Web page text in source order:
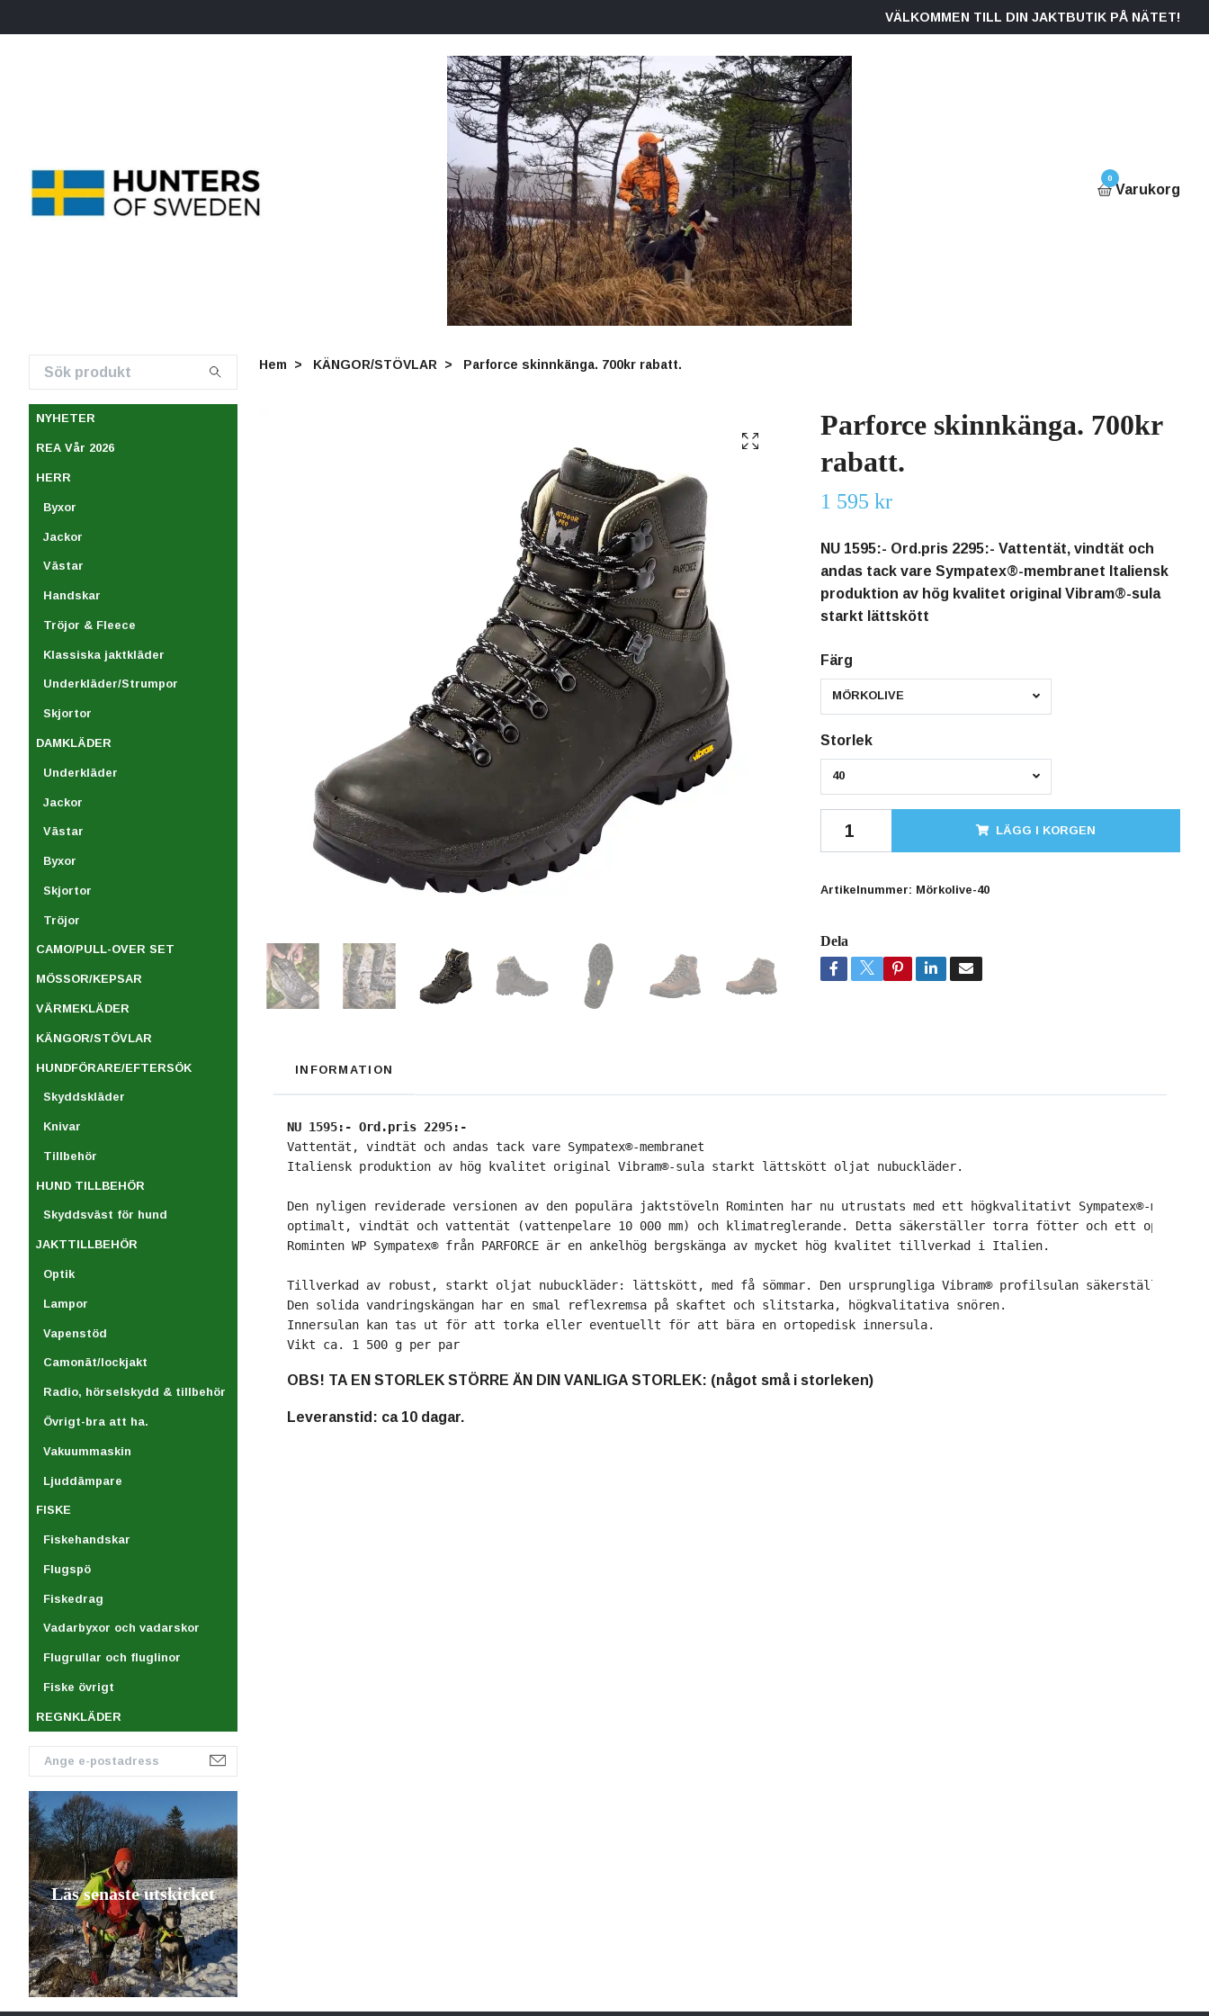
VÄLKOMMEN TILL DIN JAKTBUTIK PÅ NÄTET!
0
Varukorg
NYHETER
REA Vår 2026
HERR
Byxor
Jackor
Västar
Handskar
Tröjor & Fleece
Klassiska jaktkläder
Underkläder/Strumpor
Skjortor
DAMKLÄDER
Underkläder
Jackor
Västar
Byxor
Skjortor
Tröjor
CAMO/PULL-OVER SET
MÖSSOR/KEPSAR
VÄRMEKLÄDER
KÄNGOR/STÖVLAR
HUNDFÖRARE/EFTERSÖK
Skyddskläder
Knivar
Tillbehör
HUND TILLBEHÖR
Skyddsväst för hund
JAKTTILLBEHÖR
Optik
Lampor
Vapenstöd
Camonät/lockjakt
Radio, hörselskydd & tillbehör
Övrigt-bra att ha.
Vakuummaskin
Ljuddämpare
FISKE
Fiskehandskar
Flugspö
Fiskedrag
Vadarbyxor och vadarskor
Flugrullar och fluglinor
Fiske övrigt
REGNKLÄDER
Läs senaste utskicket
Hem KÄNGOR/STÖVLAR Parforce skinnkänga. 700kr rabatt.
Parforce skinnkänga. 700kr
rabatt.
1 595 kr
NU 1595:- Ord.pris 2295:- Vattentät, vindtät och
andas tack vare Sympatex®-membranet Italiensk
produktion av hög kvalitet original Vibram®-sula
starkt lättskött
Färg
MÖRKOLIVE
Storlek
40
LÄGG I KORGEN
Artikelnummer: Mörkolive-40
Dela
INFORMATION
NU 1595:- Ord.pris 2295:-
Vattentät, vindtät och andas tack vare Sympatex®-membranet
Italiensk produktion av hög kvalitet original Vibram®-sula starkt lättskött oljat nubuckläder.
Den nyligen reviderade versionen av den populära jaktstöveln Rominten har nu utrustats med ett högkvalitativt Sympatex®-
optimalt, vindtät och vattentät (vattenpelare 10 000 mm) och klimatreglerande. Detta säkerställer torra fötter och ett
Rominten WP Sympatex® från PARFORCE är en ankelhög bergskänga av mycket hög kvalitet tillverkad i Italien.
Tillverkad av robust, starkt oljat nubuckläder: lättskött, med få sömmar. Den ursprungliga Vibram® profilsulan säkerställer
Den solida vandringskängan har en smal reflexremsa på skaftet och slitstarka, högkvalitativa snören.
Innersulan kan tas ut för att torka eller eventuellt för att bära en ortopedisk innersula.
Vikt ca. 1 500 g per par
OBS! TA EN STORLEK STÖRRE ÄN DIN VANLIGA STORLEK: (något små i storleken)
Leveranstid: ca 10 dagar.